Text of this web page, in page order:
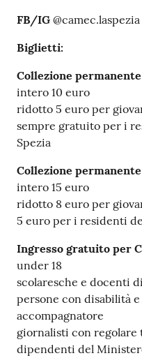
Seguici
FB/IG @camec.laspezia
Biglietti:
Collezione permanente
intero 10 euro
ridotto 5 euro per
sempre gratuito per i
Spezia
Collezione
intero 15 euro
ridotto 8 euro per
5 euro per i residenti
Ingresso gratuito per
under 18
scolaresche e docenti
persone con disabilità
accompagnatore
giornalisti con regolare
dipendenti del